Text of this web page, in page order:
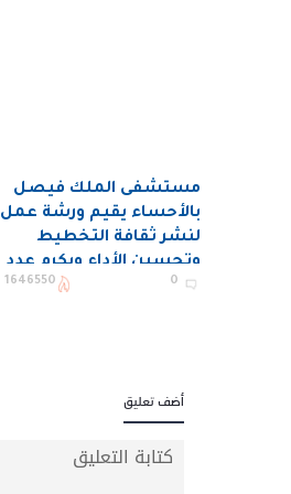
مستشفى الملك فيصل
بالأحساء يقيم ورشة عمل
لنشر ثقافة التخطيط
وتحسين الأداء ويكرم عدد
من المستفيدين
0
1646550
أضف تعليق